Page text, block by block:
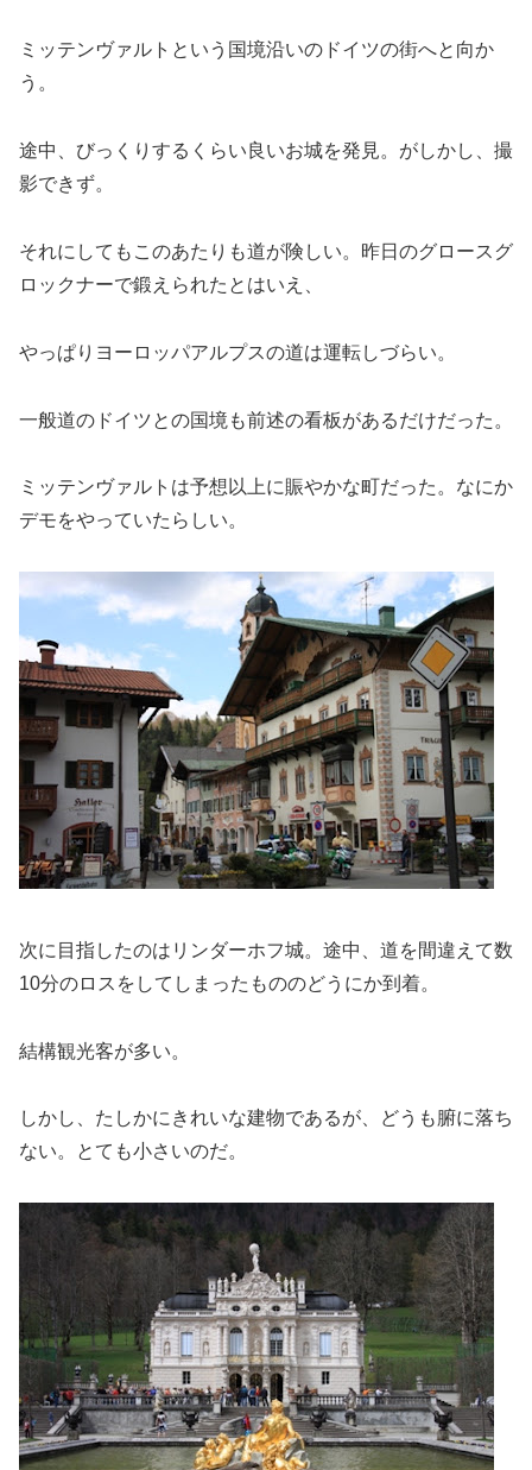
ミッテンヴァルトという国境沿いのドイツの街へと向か
う。
途中、びっくりするくらい良いお城を発見。がしかし、撮
影できず。
それにしてもこのあたりも道が険しい。昨日のグロースグ
ロックナーで鍛えられたとはいえ、
やっぱりヨーロッパアルプスの道は運転しづらい。
一般道のドイツとの国境も前述の看板があるだけだった。
ミッテンヴァルトは予想以上に賑やかな町だった。なにか
デモをやっていたらしい。
次に目指したのはリンダーホフ城。途中、道を間違えて数
10分のロスをしてしまったもののどうにか到着。
結構観光客が多い。
しかし、たしかにきれいな建物であるが、どうも腑に落ち
ない。とても小さいのだ。